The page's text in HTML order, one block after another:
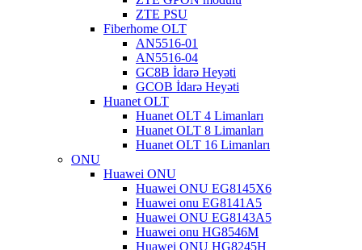
ZTE PSU
Fiberhome OLT
AN5516-01
AN5516-04
GC8B İdarə Heyəti
GCOB İdarə Heyəti
Huanet OLT
Huanet OLT 4 Limanları
Huanet OLT 8 Limanları
Huanet OLT 16 Limanları
ONU
Huawei ONU
Huawei ONU EG8145X6
Huawei onu EG8141A5
Huawei ONU EG8143A5
Huawei onu HG8546M
Huawei ONU HG8245H